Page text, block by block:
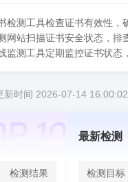
检测工具检查证书有效性
网站扫描证书安全状态，排
监测工具定期监控证书状态
新时间 2026-07-14 16:00:02
检测结果
最新检测
检测目标